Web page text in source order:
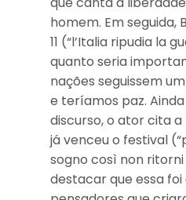
homem. Em seguida,
11 (“l’Italia ripudia la
quanto seria
nações seguissem
e teríamos paz.
discurso, o ator cita
já venceu o festival
sogno così non
destacar que essa foi